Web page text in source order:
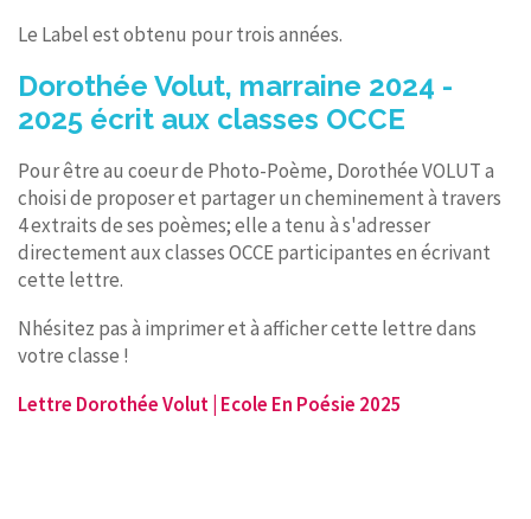
Le Label est obtenu pour trois années.
Dorothée Volut, marraine 2024 -
2025 écrit aux classes OCCE
Pour être au coeur de Photo-Poème, Dorothée VOLUT a
choisi de proposer et partager un cheminement à travers
4 extraits de ses poèmes; elle a tenu à s'adresser
directement aux classes OCCE participantes en écrivant
cette lettre.
Nhésitez pas à imprimer et à afficher cette lettre dans
votre classe !
Lettre Dorothée Volut | Ecole En Poésie 2025